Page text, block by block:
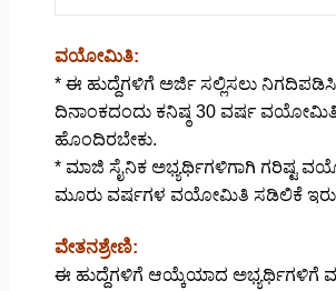
ವಯೋಮಿತಿ:
* ಈ ಹುದ್ದೆಗಳಿಗೆ ಅರ್ಜಿ ಸಲ್ಲಿಸಲು
ದಿನಾಂಕದಂದು ಕನಿಷ್ಠ 30 ವರ್ಷ
ಹೊಂದಿರಬೇಕು.
* ಮಾಜಿ ಸೈನಿಕ ಅಭ್ಯರ್ಥಿಗಳಿಗಾಗಿ ಗರಿಷ್ಟ
ಮೂರು ವರ್ಷಗಳ ವಯೋಮಿತಿ ಸಡಿಲಿಕೆ
ವೇತನಶ್ರೇಣಿ:
ಈ ಹುದ್ದೆಗಳಿಗೆ ಆಯ್ಕೆಯಾದ ಅಭ್ಯರ್ಥಿಗಳಿಗೆ